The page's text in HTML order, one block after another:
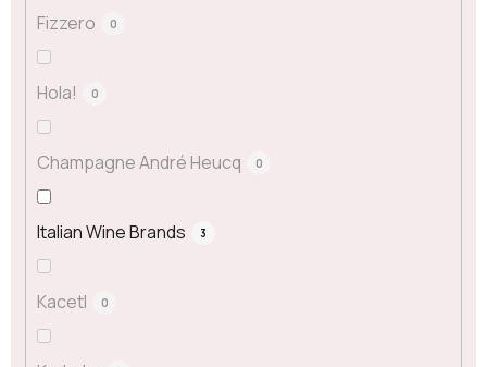
Fizzero 0
Hola! 0
Champagne André Heucq 0
Italian Wine Brands 3
Kacetl 0